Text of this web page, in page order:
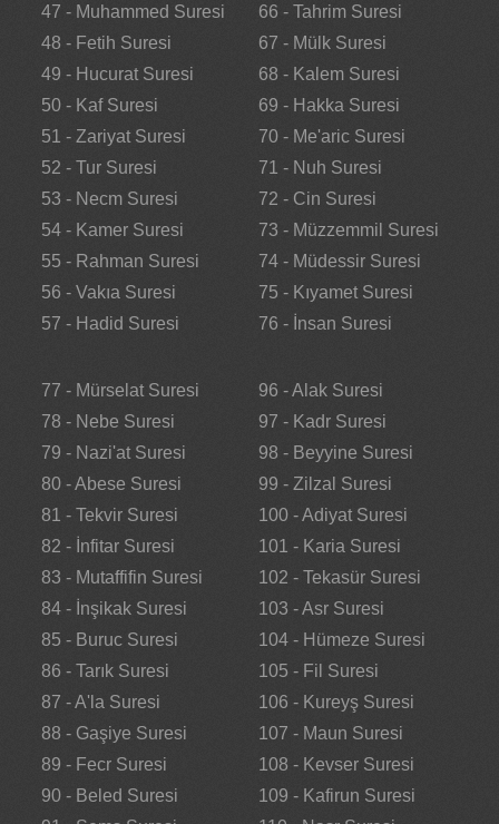
47 - Muhammed Suresi
48 - Fetih Suresi
49 - Hucurat Suresi
50 - Kaf Suresi
51 - Zariyat Suresi
52 - Tur Suresi
53 - Necm Suresi
54 - Kamer Suresi
55 - Rahman Suresi
56 - Vakıa Suresi
57 - Hadid Suresi
66 - Tahrim Suresi
67 - Mülk Suresi
68 - Kalem Suresi
69 - Hakka Suresi
70 - Me'aric Suresi
71 - Nuh Suresi
72 - Cin Suresi
73 - Müzzemmil Suresi
74 - Müdessir Suresi
75 - Kıyamet Suresi
76 - İnsan Suresi
77 - Mürselat Suresi
78 - Nebe Suresi
79 - Nazi'at Suresi
80 - Abese Suresi
81 - Tekvir Suresi
82 - İnfitar Suresi
83 - Mutaffifin Suresi
84 - İnşikak Suresi
85 - Buruc Suresi
86 - Tarık Suresi
87 - A'la Suresi
88 - Gaşiye Suresi
89 - Fecr Suresi
90 - Beled Suresi
96 - Alak Suresi
97 - Kadr Suresi
98 - Beyyine Suresi
99 - Zilzal Suresi
100 - Adiyat Suresi
101 - Karia Suresi
102 - Tekasür Suresi
103 - Asr Suresi
104 - Hümeze Suresi
105 - Fil Suresi
106 - Kureyş Suresi
107 - Maun Suresi
108 - Kevser Suresi
109 - Kafirun Suresi